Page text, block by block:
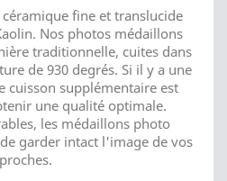
fine et translucide
Nos photos médaillons
traditionnelle, cuites dans
de 930 degrés. Si il y a une
cuisson supplémentaire est
une qualité optimale.
les médaillons photo
garder intact l'image de vos
proches.